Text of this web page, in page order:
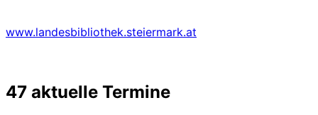
www.landesbibliothek.steiermark.at
47 aktuelle Termine